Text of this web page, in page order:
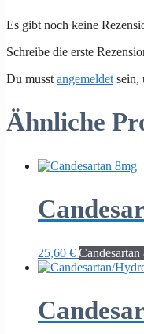
Es gibt noch keine
Schreibe die erste
Du musst angemeldet sein,
Ähnliche
25,60 €